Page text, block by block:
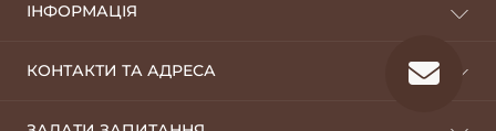
ІНФОРМАЦІЯ
Оплата та доставка
КОНТАКТИ ТА АДРЕСА